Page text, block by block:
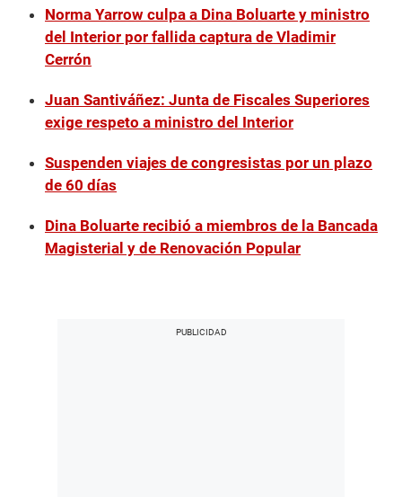
Norma Yarrow culpa a Dina Boluarte y ministro
del Interior por fallida captura de Vladimir
Cerrón
Juan Santiváñez: Junta de Fiscales Superiores
exige respeto a ministro del Interior
Suspenden viajes de congresistas por un plazo
de 60 días
Dina Boluarte recibió a miembros de la Bancada
Magisterial y de Renovación Popular